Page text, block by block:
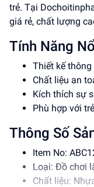
trẻ. Tại
giá rẻ, chất lượng
Tính Năng
Thiết kế
Chất liệu an
Kích thích sự
Phù hợp với
Thông Số
Item No:
Loại: Đồ chơi
Chất liệu: